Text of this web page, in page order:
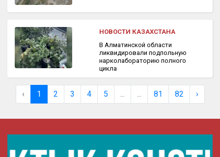
НОВОСТИ КАЗАХСТАНА
В Алматинской области
ликвидировали подпольную
нарколабораторию полного
цикла
‹ 1 2 3 4 5 ... ... 81 82 ›